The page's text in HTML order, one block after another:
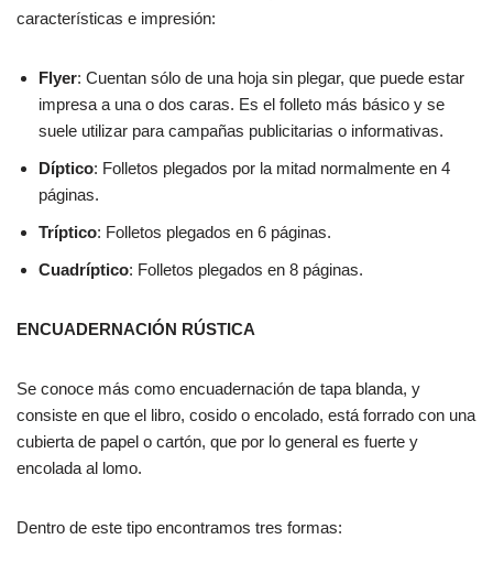
características e impresión:
Flyer: Cuentan sólo de una hoja sin plegar, que puede estar
impresa a una o dos caras. Es el folleto más básico y se
suele utilizar para campañas publicitarias o informativas.
Díptico: Folletos plegados por la mitad normalmente en 4
páginas.
Tríptico: Folletos plegados en 6 páginas.
Cuadríptico: Folletos plegados en 8 páginas.
ENCUADERNACIÓN RÚSTICA
Se conoce más como encuadernación de tapa blanda, y
consiste en que el libro, cosido o encolado, está forrado con una
cubierta de papel o cartón, que por lo general es fuerte y
encolada al lomo.
Dentro de este tipo encontramos tres formas: